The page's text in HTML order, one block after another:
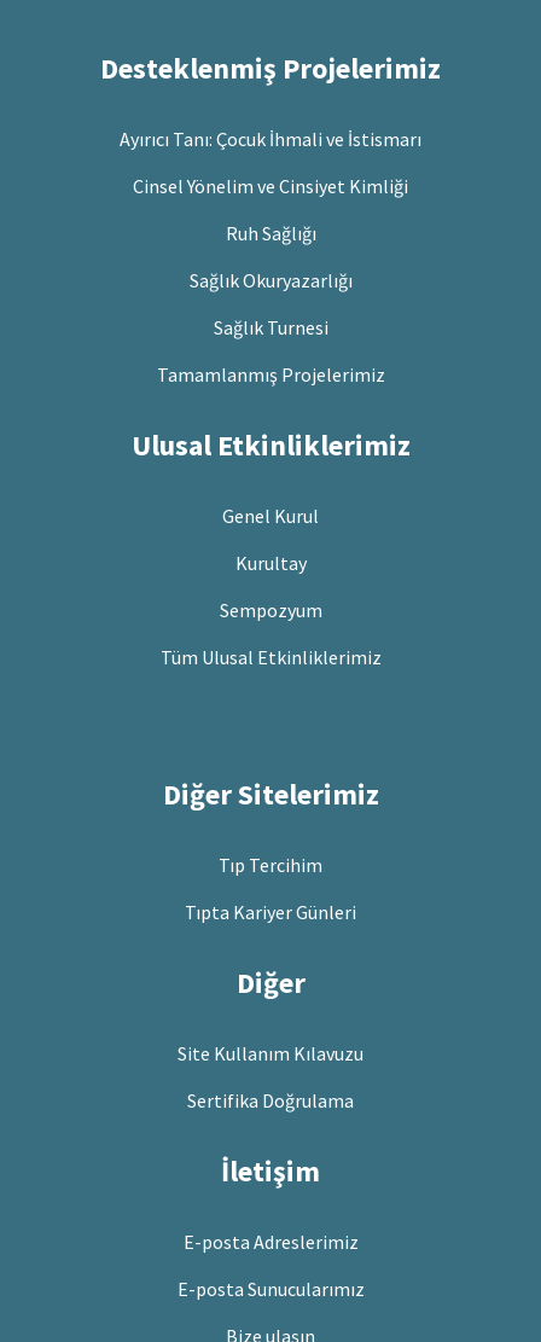
Desteklenmiş Projelerimiz
Ayırıcı Tanı: Çocuk İhmali ve İstismarı
Cinsel Yönelim ve Cinsiyet Kimliği
Ruh Sağlığı
Sağlık Okuryazarlığı
Sağlık Turnesi
Tamamlanmış Projelerimiz
Ulusal Etkinliklerimiz
Genel Kurul
Kurultay
Sempozyum
Tüm Ulusal Etkinliklerimiz
Diğer Sitelerimiz
Tıp Tercihim
Tıpta Kariyer Günleri
Diğer
Site Kullanım Kılavuzu
Sertifika Doğrulama
İletişim
E-posta Adreslerimiz
E-posta Sunucularımız
Bize ulaşın